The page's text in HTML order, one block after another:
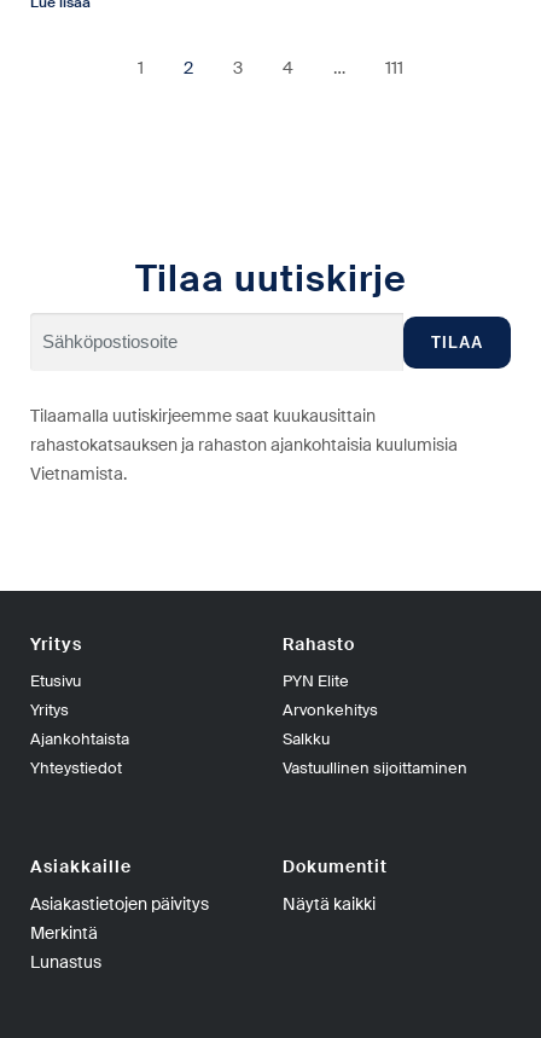
1 2 3 4 … 111
Tilaa uutiskirje
Tilaamalla uutiskirjeemme saat kuukausittain
rahastokatsauksen ja rahaston ajankohtaisia kuulumisia
Vietnamista.
Yritys
Etusivu
Yritys
Ajankohtaista
Yhteystiedot
Rahasto
PYN Elite
Arvonkehitys
Salkku
Vastuullinen sijoittaminen
Asiakkaille
Asiakastietojen päivitys
Merkintä
Lunastus
Dokumentit
Näytä kaikki